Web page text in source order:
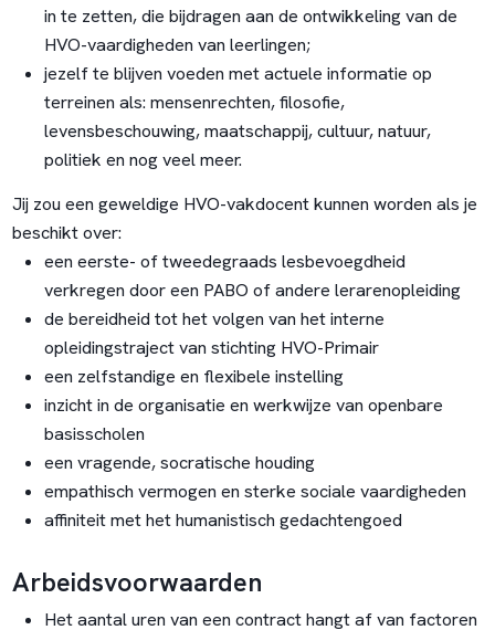
in te zetten, die bijdragen aan de ontwikkeling van de
HVO-vaardigheden van leerlingen;
jezelf te blijven voeden met actuele informatie op
terreinen als: mensenrechten, filosofie,
levensbeschouwing, maatschappij, cultuur, natuur,
politiek en nog veel meer.
Jij zou een geweldige HVO-vakdocent kunnen worden als je
beschikt over:
een eerste- of tweedegraads lesbevoegdheid
verkregen door een PABO of andere lerarenopleiding
de bereidheid tot het volgen van het interne
opleidingstraject van stichting HVO-Primair
een zelfstandige en flexibele instelling
inzicht in de organisatie en werkwijze van openbare
basisscholen
een vragende, socratische houding
empathisch vermogen en sterke sociale vaardigheden
affiniteit met het humanistisch gedachtengoed
Arbeidsvoorwaarden
Het aantal uren van een contract hangt af van factoren